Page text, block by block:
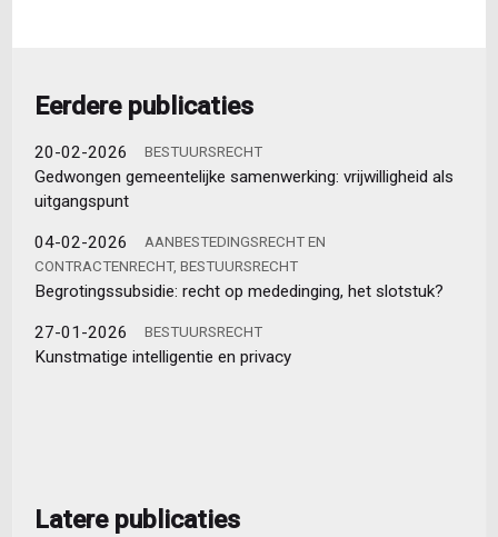
Eerdere publicaties
20-02-2026 BESTUURSRECHT
Gedwongen gemeentelijke samenwerking: vrijwilligheid als
uitgangspunt
04-02-2026
AANBESTEDINGSRECHT EN
CONTRACTENRECHT, BESTUURSRECHT
Begrotingssubsidie: recht op mededinging, het slotstuk?
27-01-2026 BESTUURSRECHT
Kunstmatige intelligentie en privacy
Latere publicaties